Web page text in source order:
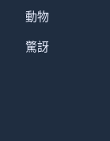
動物
驚訝